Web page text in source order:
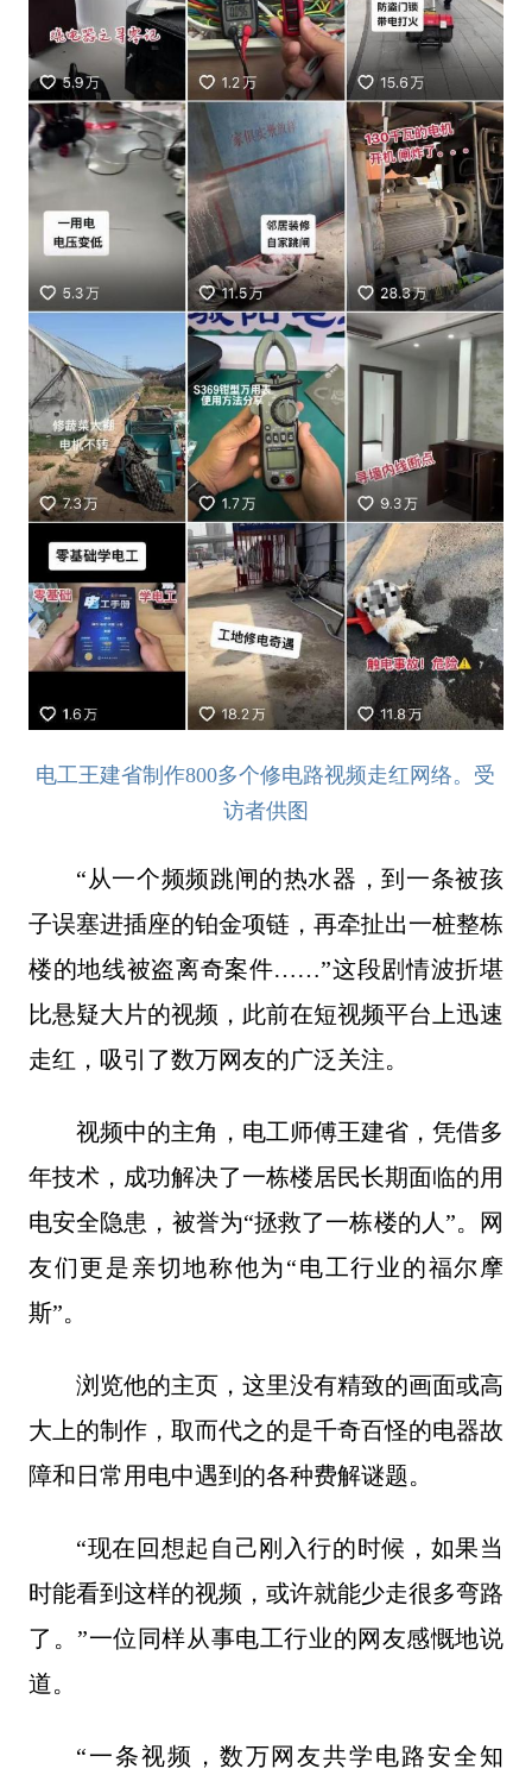
电工王建省制作800多个修电路视频走红网络。受
访者供图
“从一个频频跳闸的热水器，到一条被孩
子误塞进插座的铂金项链，再牵扯出一桩整栋
楼的地线被盗离奇案件……”这段剧情波折堪
比悬疑大片的视频，此前在短视频平台上迅速
走红，吸引了数万网友的广泛关注。
视频中的主角，电工师傅王建省，凭借多
年技术，成功解决了一栋楼居民长期面临的用
电安全隐患，被誉为“拯救了一栋楼的人”。网
友们更是亲切地称他为“电工行业的福尔摩
斯”。
浏览他的主页，这里没有精致的画面或高
大上的制作，取而代之的是千奇百怪的电器故
障和日常用电中遇到的各种费解谜题。
“现在回想起自己刚入行的时候，如果当
时能看到这样的视频，或许就能少走很多弯路
了。”一位同样从事电工行业的网友感慨地说
道。
“一条视频，数万网友共学电路安全知